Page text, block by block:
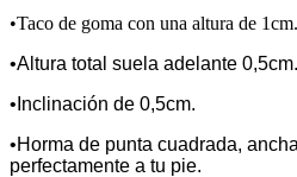
•Taco de goma con una altura de 1cm.
•Altura total suela adelante 0,5cm.
•Inclinación de 0,5cm.
•Horma de punta cuadrada,
perfectamente a tu pie.